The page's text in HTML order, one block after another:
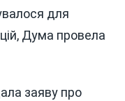
для
Дума провела
заяву про